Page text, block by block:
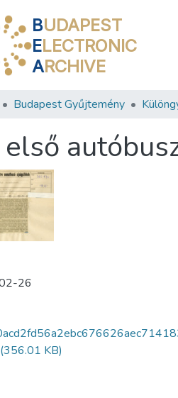
BUDAPEST
ELECTRONIC
ARCHIVE
Budapest Gyűjtemény
26
KB)